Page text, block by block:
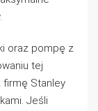
oraz pompę z
tej
Stanley
Jeśli